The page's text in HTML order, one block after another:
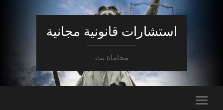
استشارات قانونية مجانية
محاماة نت